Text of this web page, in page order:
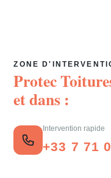
ZONE
Protec
et dans :
Intervention rapide
+33 7 71